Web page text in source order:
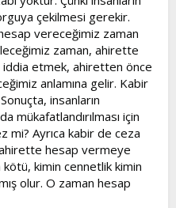
çekilmesi gerekir.
vereceğimiz zaman
zaman, ahirette
iddia etmek, ahiretten önce
anlamına gelir. Kabir
insanların
mükafatlandırılması için
Ayrıca kabir de ceza
hesap vermeye
kimin cennetlik kimin
olur. O zaman hesap